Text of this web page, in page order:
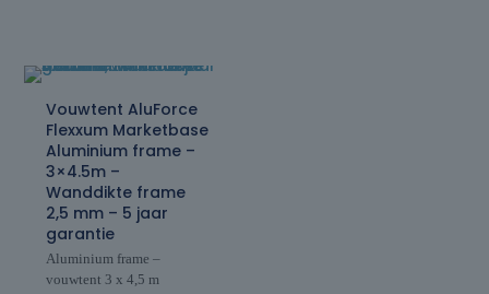
Vouwtent AluForce
Flexxum Marketbase
Aluminium frame –
3×4.5m –
Wanddikte frame
2,5 mm – 5 jaar
garantie
Aluminium frame –
vouwtent 3 x 4,5 m